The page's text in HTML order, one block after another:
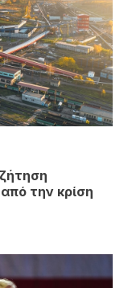
την κρίση